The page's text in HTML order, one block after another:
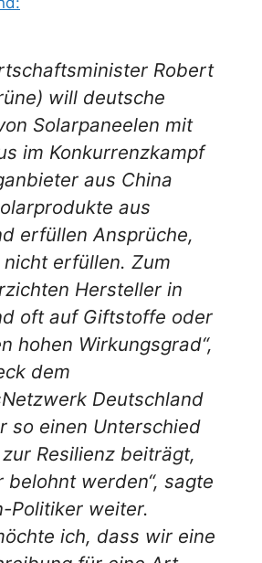
Robert
will deutsche
Solarpaneelen mit
im Konkurrenzkampf
aus China
aus
erfüllen Ansprüche,
erfüllen. Zum
Hersteller in
oft auf Giftstoffe oder
hohen Wirkungsgrad“,
dem
Deutschland
so einen Unterschied
Resilienz beiträgt,
werden“, sagte
Politiker weiter.
ich, dass wir eine